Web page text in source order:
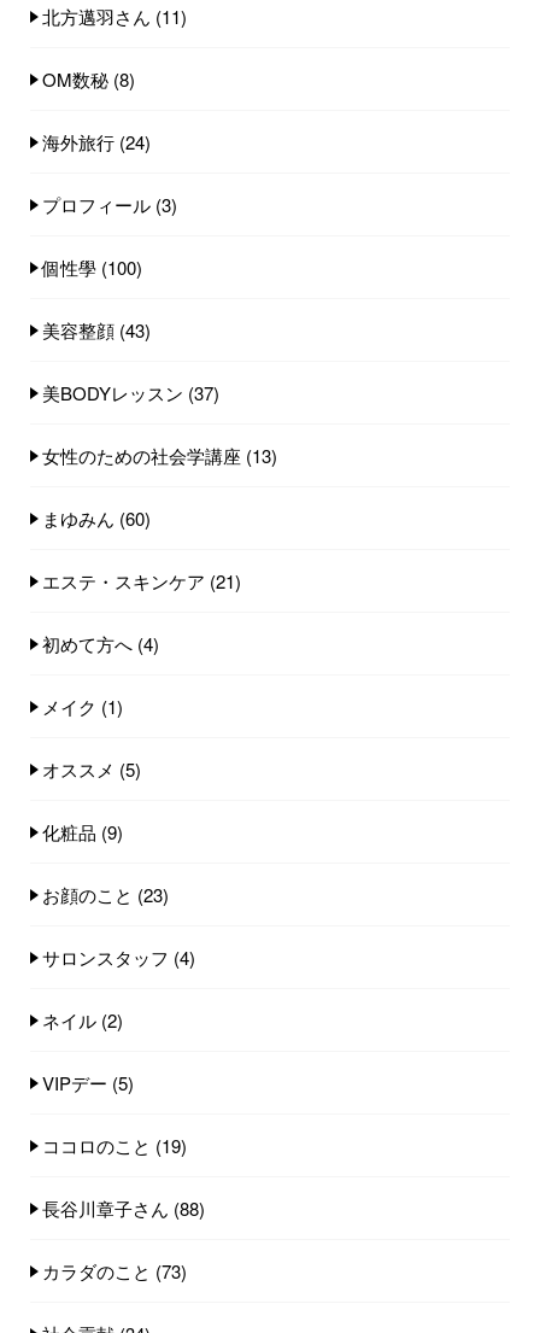
北方邁羽さん (11)
OM数秘 (8)
海外旅行 (24)
プロフィール (3)
個性學 (100)
美容整顔 (43)
美BODYレッスン (37)
女性のための社会学講座 (13)
まゆみん (60)
エステ・スキンケア (21)
初めて方へ (4)
メイク (1)
オススメ (5)
化粧品 (9)
お顔のこと (23)
サロンスタッフ (4)
ネイル (2)
VIPデー (5)
ココロのこと (19)
長谷川章子さん (88)
カラダのこと (73)